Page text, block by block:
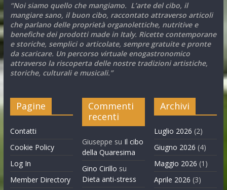
“Noi siamo quello che mangiamo. L’arte del cibo, il
mangiare sano, il buon cibo, raccontato attraverso articoli
che parlano delle proprietà organolettiche, nutritive e
benefiche dei prodotti made in Italy. Ricette contemporane
e storiche, semplici o articolate, sempre gratuite e pronte
da scaricare. Un percorso virtuale enogastronomico
attraverso la riscoperta delle nostre tradizioni artistiche,
storiche, culturali e musicali.”
Pagine
Contatti
Cookie Policy
Log In
Member Directory
Commenti
recenti
Giuseppe su Il cibo
della Quaresima
Gino Cirillo su
Dieta anti-stress
Archivi
Luglio 2026 (2)
Giugno 2026 (4)
Maggio 2026 (1)
Aprile 2026 (3)